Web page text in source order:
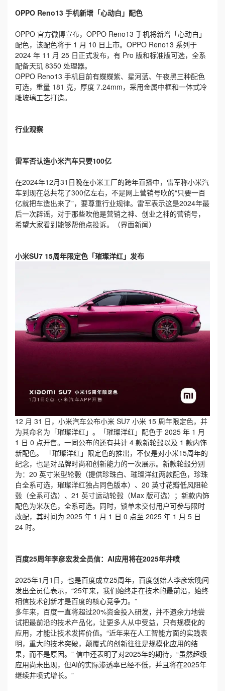
OPPO Reno13 手机新增「心动白」配色
OPPO 官方微博宣布，OPPO Reno13 手机将新增「心动白」
配色，该配色将于 1 月 10 日上市。OPPO Reno13 系列于
2024 年 11 月 25 日正式发布，有 Pro 版和标准版可选，全系
配备天玑 8350 处理器。
OPPO Reno13 手机目前有蝶蝶紫、星河蓝、午夜黑三种配色
可选，重量 181 克，厚度 7.24mm，采用金属中框和一体式冷
雕玻璃工艺打造。
行业观察
雷军否认造小米汽车只要100亿
在2024年12月31日晚在小米工厂的跨年直播中，雷军称小米汽
车到现在总共花了300亿左右，不是网上营销号吹的“只要一百
亿就把车造出来了”，要尊重行业规律。雷军表示这是2024年最
后一次辟谣，对于那些吹他是营销之神、创业之神的营销号，
希望大家看到能够帮他点投诉。（界面新闻）
小米SU7 15周年限定色「璀璨洋红」发布
12 月 31 日，小米汽车公布小米 SU7 小米 15 周年限定色，并
为其命名为「璀璨洋红」。「璀璨洋红」配色于 2025 年 1 月
1 日 0 点开售。一同公布的还有共计 4 款新轮毂以及 1 款内饰
新配色。 「璀璨洋红」限定色的推出，不仅是对小米15周年的
纪念，也是对品牌时尚和创新能力的一次展示。新款轮毂分别
为：20 英寸米型轮毂（提供珍珠白、璀璨洋红两款配色，珍珠
白全系可选，璀璨洋红独占同色版本）、20 英寸花瓣低风阻轮
毂（全系可选）、21 英寸运动轮毂（Max 版可选）；新款内饰
配色为米灰色，全系可选。同时，锁单未交付用户可参与限时
改配，其时间为 2025 年 1 月 1 日 0 点至 2025 年 1 月 5 日
24 时。
百度25周年李彦宏发全员信：AI应用将在2025年井喷
2025年1月1日，也是百度成立25周年，百度创始人李彦宏晚间
发出全员信表示，“25年来，我们始终走在技术的最前沿，始终
相信技术创新才是百度的核心竞争力。”
多年来，百度一直将超过20%资金投入研发，并不遗余力地尝
试把最前沿的技术产品化，让更多人从中受益，只有规模化的
应用，才能让技术发挥价值。“近年来在人工智能方面的实践表
明，重大的技术突破，颠覆式的创新往往是规模化应用的结
果，而不是原因。” 信中还表明了对2025年的期待，“虽然超级
应用尚未出现，但AI的实际渗透率已经不低，并且将在2025年
继续井喷式增长。”